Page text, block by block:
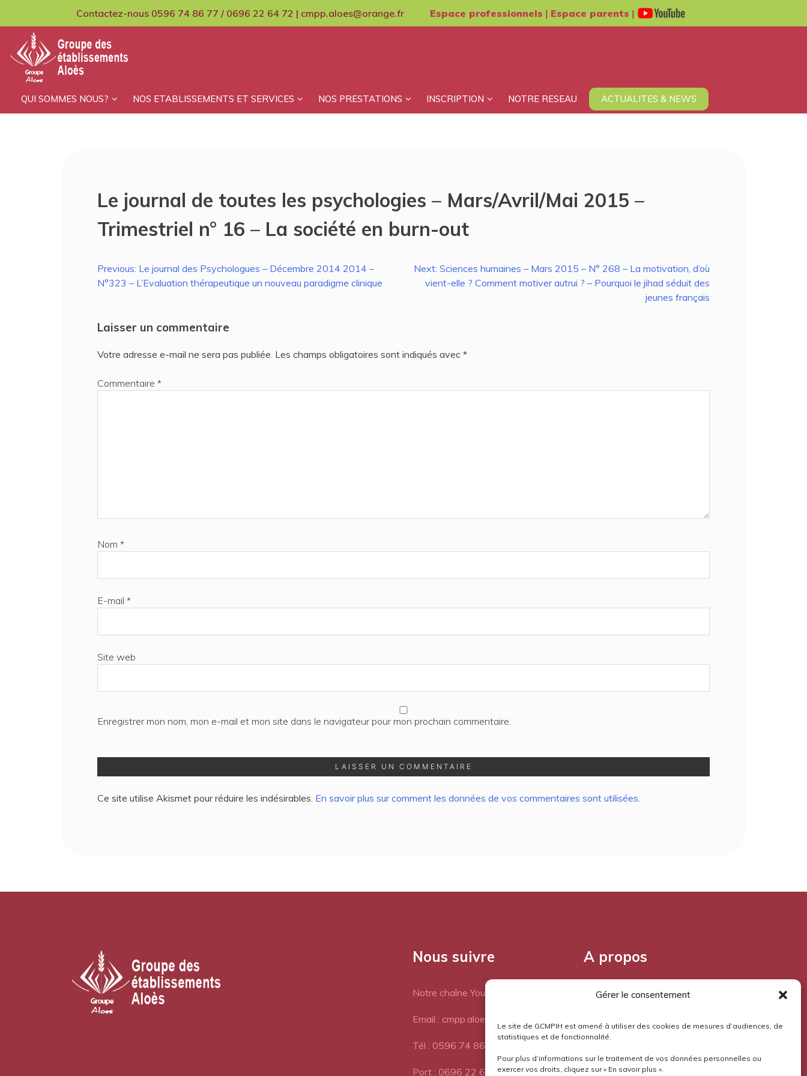
Gérer le consentement
Le site de GCMPIH est amené à utiliser des cookies de mesures d’audiences, de
statistiques et de fonctionnalité.
Pour plus d’informations sur le traitement de vos données personnelles ou
exercer vos droits, cliquez sur « En savoir plus ».
content
Contactez-nous 0596 74 86 77 / 0696 22 64 72 | cmpp.aloes@orange.fr Espace professionnels | Espace parents |
GCMPIH Aloes
QUI SOMMES NOUS? NOS ETABLISSEMENTS ET SERVICES NOS PRESTATIONS INSCRIPTION NOTRE RESEAU ACTUALITES & NEWS
Le journal de toutes les psychologies – Mars/Avril/Mai 2015 –
Trimestriel n° 16 – La société en burn-out
Navigation
Previous: Le journal des Psychologues – Décembre 2014 2014 –
N°323 – L’Evaluation thérapeutique un nouveau paradigme clinique
Next: Sciences humaines – Mars 2015 – N° 268 – La motivation, d’où
vient-elle ? Comment motiver autrui ? – Pourquoi le jihad séduit des
jeunes français
Laisser un commentaire
Votre adresse e-mail ne sera pas publiée. Les champs obligatoires sont indiqués avec *
Commentaire *
Nom *
E-mail *
Site web
Enregistrer mon nom, mon e-mail et mon site dans le navigateur pour mon prochain commentaire.
Ce site utilise Akismet pour réduire les indésirables. En savoir plus sur comment les données de vos commentaires sont utilisées
Nous suivre
Notre chaîne Youtube
Email : cmpp.aloes@orange.fr
Tél : 0596 74 86 77
Port : 0696 22 64 72
A propos
Pourquoi l'Aloès?